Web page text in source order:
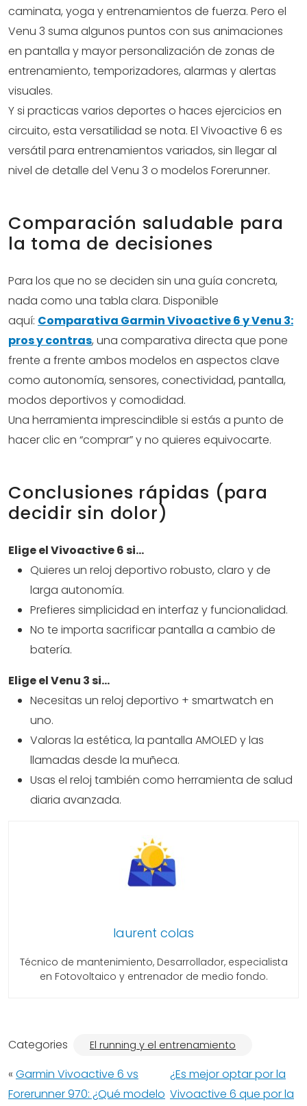
caminata, yoga y entrenamientos de fuerza. Pero el
Venu 3 suma algunos puntos con sus animaciones
en pantalla y mayor personalización de zonas de
entrenamiento, temporizadores, alarmas y alertas
visuales.
Y si practicas varios deportes o haces ejercicios en
circuito, esta versatilidad se nota. El Vivoactive 6 es
versátil para entrenamientos variados, sin llegar al
nivel de detalle del Venu 3 o modelos Forerunner.
Comparación saludable para
la toma de decisiones
Para los que no se deciden sin una guía concreta,
nada como una tabla clara. Disponible
aquí: Comparativa Garmin Vivoactive 6 y Venu 3:
pros y contras, una comparativa directa que pone
frente a frente ambos modelos en aspectos clave
como autonomía, sensores, conectividad, pantalla,
modos deportivos y comodidad.
Una herramienta imprescindible si estás a punto de
hacer clic en “comprar” y no quieres equivocarte.
Conclusiones rápidas (para
decidir sin dolor)
Elige el Vivoactive 6 si…
Quieres un reloj deportivo robusto, claro y de
larga autonomía.
Prefieres simplicidad en interfaz y funcionalidad.
No te importa sacrificar pantalla a cambio de
batería.
Elige el Venu 3 si…
Necesitas un reloj deportivo + smartwatch en
uno.
Valoras la estética, la pantalla AMOLED y las
llamadas desde la muñeca.
Usas el reloj también como herramienta de salud
diaria avanzada.
laurent colas
Técnico de mantenimiento, Desarrollador, especialista
en Fotovoltaico y entrenador de medio fondo.
Categories El running y el entrenamiento
« Garmin Vivoactive 6 vs
Forerunner 970: ¿Qué modelo
¿Es mejor optar por la
Vivoactive 6 que por la